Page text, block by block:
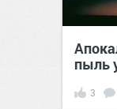
пыль
3